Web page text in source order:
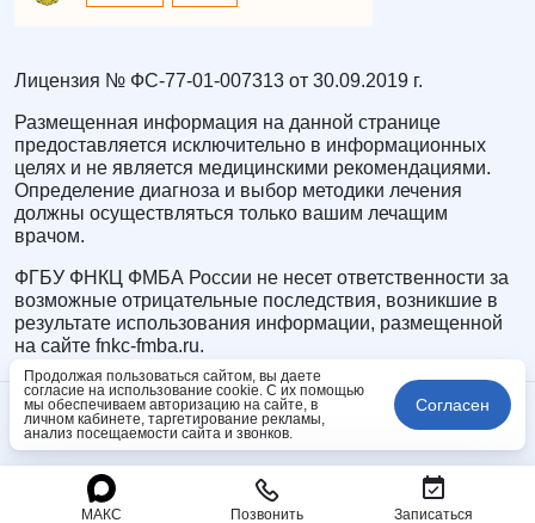
Лицензия № ФС-77-01-007313 от 30.09.2019 г.
Размещенная информация на данной странице
предоставляется исключительно в информационных
целях и не является медицинскими рекомендациями.
Определение диагноза и выбор методики лечения
должны осуществляться только вашим лечащим
врачом.
ФГБУ ФНКЦ ФМБА России не несет ответственности за
возможные отрицательные последствия, возникшие в
результате использования информации, размещенной
на сайте fnkc-fmba.ru.
МАКС Позвонить Записаться
Продолжая пользоваться сайтом, вы даете
согласие на использование cookie. С их помощью
мы обеспечиваем авторизацию на сайте, в
личном кабинете, таргетирование рекламы,
анализ посещаемости сайта и звонков.
Согласен